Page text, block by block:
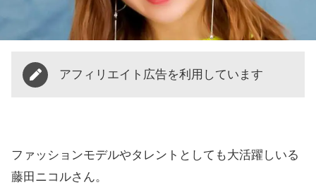
アフィリエイト広告を利用しています
ファッションモデルやタレントとしても大活躍しいる
藤田ニコルさん。